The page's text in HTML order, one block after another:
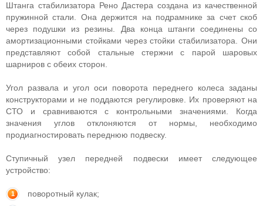
Штанга стабилизатора Рено Дастера создана из качественной
пружинной стали. Она держится на подрамнике за счет скоб
через подушки из резины. Два конца штанги соединены со
амортизационными стойками через стойки стабилизатора. Они
представляют собой стальные стержни с парой шаровых
шарниров с обеих сторон.
Угол развала и угол оси поворота переднего колеса заданы
конструкторами и не поддаются регулировке. Их проверяют на
СТО и сравниваются с контрольными значениями. Когда
значения углов отклоняются от нормы, необходимо
продиагностировать переднюю подвеску.
Ступичный узел передней подвески имеет следующее
устройство:
поворотный кулак;